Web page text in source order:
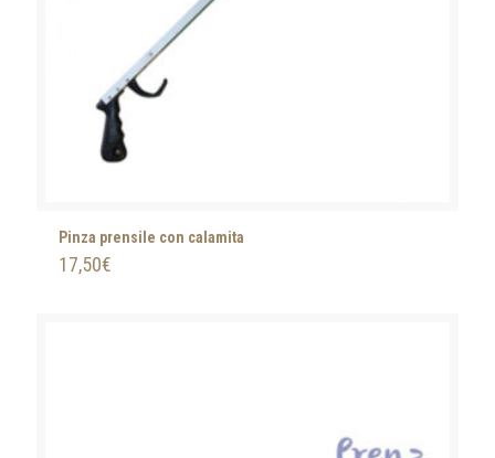
Pinza prensile con calamita
17,50€